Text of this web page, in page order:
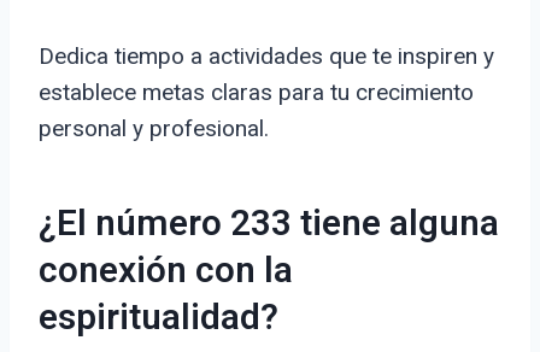
Dedica tiempo a actividades que te inspiren y
establece metas claras para tu crecimiento
personal y profesional.
¿El número 233 tiene alguna
conexión con la
espiritualidad?